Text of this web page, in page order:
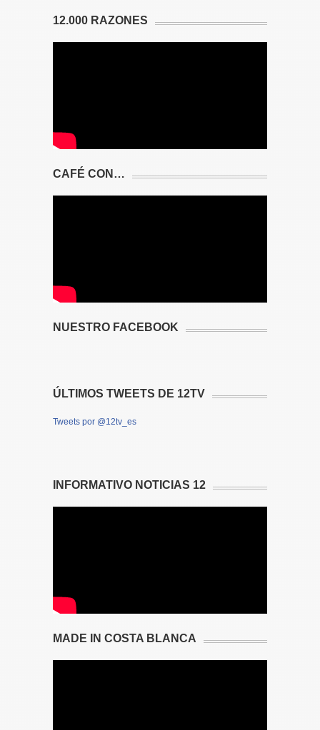
12.000 RAZONES
CAFÉ CON…
NUESTRO FACEBOOK
ÚLTIMOS TWEETS DE 12TV
Tweets por @12tv_es
INFORMATIVO NOTICIAS 12
MADE IN COSTA BLANCA